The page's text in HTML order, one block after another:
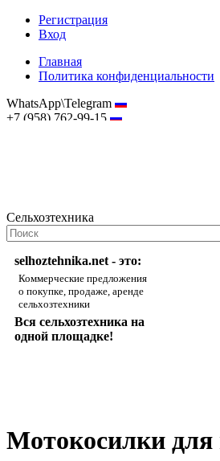
Регистрация
Вход
Главная
Политика конфиденциальности
WhatsApp\Telegram
+7 (958) 762-99-15
Сельхозтехника
selhoztehnika.net - это:
Коммерческие предложения
о покупке, продаже, аренде
сельхозтехники
Вся сельхозтехника на
одной площадке!
Мотокосилки для